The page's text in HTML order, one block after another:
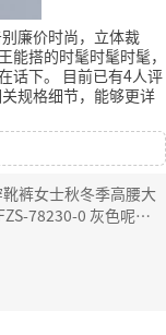
廉价时尚，立体裁
搭的时髦时髦时髦，
话下。
目前已有4人评
规格细节，能够更详
裤女士秋冬季高腰大
78230-0 灰色呢子